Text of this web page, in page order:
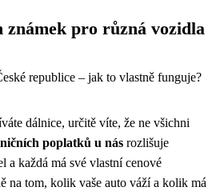
známek pro různá vozidla
republice – jak to vlastně funguje?
dálnice, určitě víte, že ne všichni
poplatků u nás rozlišuje
a každá má své vlastní cenové
na tom, kolik vaše auto váží a kolik má